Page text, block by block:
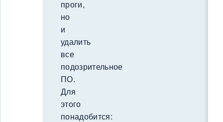
проги,
но
и
удалить
все
подозрительное
ПО.
Для
этого
понадобится: